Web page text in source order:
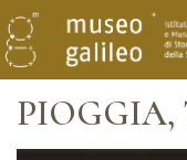
PIOGGIA,